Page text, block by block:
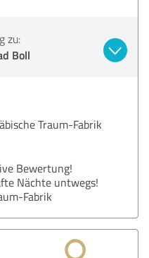
zu:
Boll
Traum-Fabrik
Bewertung!
Nächte untwegs!
Fabrik